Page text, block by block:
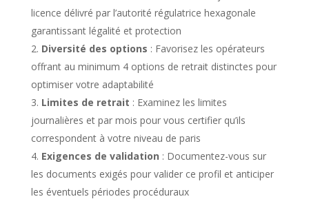
licence délivré par l’autorité régulatrice hexagonale
garantissant légalité et protection
Diversité des options : Favorisez les opérateurs
offrant au minimum 4 options de retrait distinctes pour
optimiser votre adaptabilité
Limites de retrait : Examinez les limites
journalières et par mois pour vous certifier qu’ils
correspondent à votre niveau de paris
Exigences de validation : Documentez-vous sur
les documents exigés pour valider ce profil et anticiper
les éventuels périodes procéduraux